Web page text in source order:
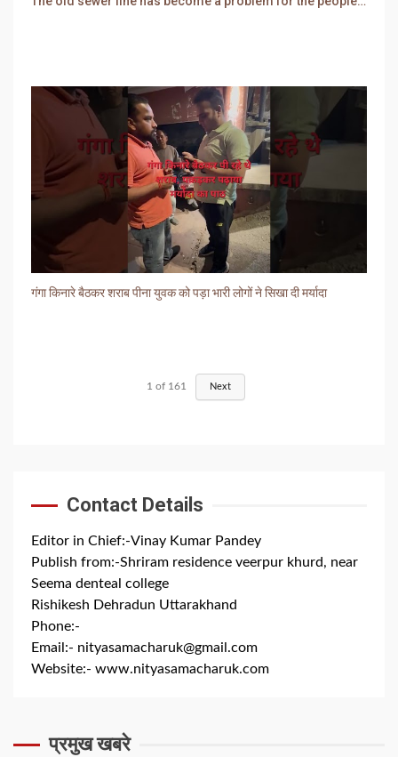
गंगा किनारे बैठकर शराब पीना युवक को पड़ा भारी लोगों ने सिखा दी मर्यादा
1 of 161 Next
Contact Details
Editor in Chief:-Vinay Kumar Pandey
Publish from:-Shriram residence veerpur khurd, near
Seema denteal college
Rishikesh Dehradun Uttarakhand
Phone:-
Email:- nityasamacharuk@gmail.com
Website:- www.nityasamacharuk.com
प्रमुख खबरे